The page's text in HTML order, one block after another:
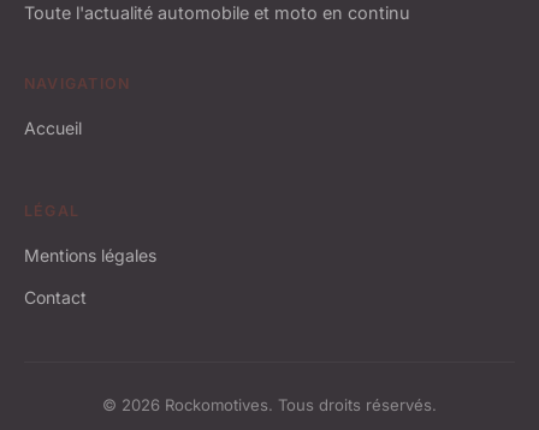
Toute l'actualité automobile et moto en continu
NAVIGATION
Accueil
LÉGAL
Mentions légales
Contact
© 2026 Rockomotives. Tous droits réservés.